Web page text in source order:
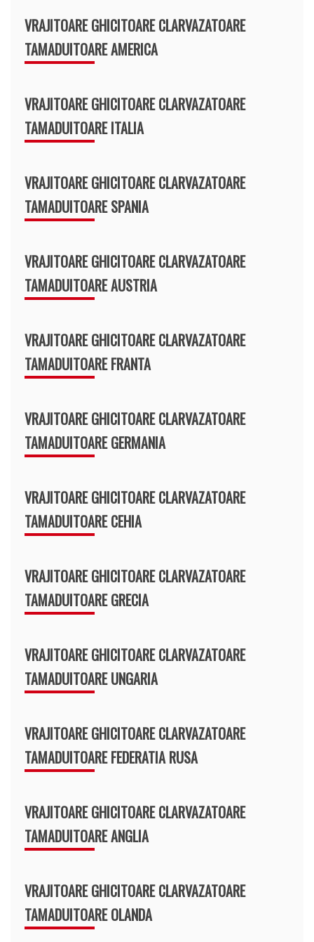
VRAJITOARE GHICITOARE CLARVAZATOARE
TAMADUITOARE AMERICA
VRAJITOARE GHICITOARE CLARVAZATOARE
TAMADUITOARE ITALIA
VRAJITOARE GHICITOARE CLARVAZATOARE
TAMADUITOARE SPANIA
VRAJITOARE GHICITOARE CLARVAZATOARE
TAMADUITOARE AUSTRIA
VRAJITOARE GHICITOARE CLARVAZATOARE
TAMADUITOARE FRANTA
VRAJITOARE GHICITOARE CLARVAZATOARE
TAMADUITOARE GERMANIA
VRAJITOARE GHICITOARE CLARVAZATOARE
TAMADUITOARE CEHIA
VRAJITOARE GHICITOARE CLARVAZATOARE
TAMADUITOARE GRECIA
VRAJITOARE GHICITOARE CLARVAZATOARE
TAMADUITOARE UNGARIA
VRAJITOARE GHICITOARE CLARVAZATOARE
TAMADUITOARE FEDERATIA RUSA
VRAJITOARE GHICITOARE CLARVAZATOARE
TAMADUITOARE ANGLIA
VRAJITOARE GHICITOARE CLARVAZATOARE
TAMADUITOARE OLANDA